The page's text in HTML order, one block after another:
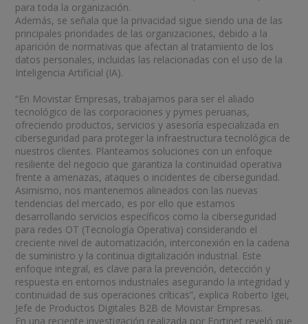
para toda la organización.
Además, se señala que la privacidad sigue siendo una de las
principales prioridades de las organizaciones, debido a la
aparición de normativas que afectan al tratamiento de los
datos personales, incluidas las relacionadas con el uso de la
Inteligencia Artificial (IA).
“En Movistar Empresas, trabajamos para ser el aliado
tecnológico de las corporaciones y pymes peruanas,
ofreciendo productos, servicios y asesoría especializada en
ciberseguridad para proteger la infraestructura tecnológica de
nuestros clientes. Planteamos soluciones con un enfoque
resiliente del negocio que garantiza la continuidad operativa
frente a amenazas, ataques o incidentes de ciberseguridad.
Asimismo, nos mantenemos alineados con las nuevas
tendencias del mercado, es por ello que estamos
desarrollando servicios específicos como la ciberseguridad
para redes OT (Tecnología Operativa) considerando el
creciente nivel de automatización, interconexión en la cadena
de suministro y la continua digitalización industrial. Este
enfoque integral, es clave para la prevención, detección y
respuesta en entornos industriales asegurando la integridad y
continuidad de sus operaciones críticas”, explica Roberto Igei,
Jefe de Productos Digitales B2B de Movistar Empresas.
En una reciente investigación realizada por Fortinet reveló que